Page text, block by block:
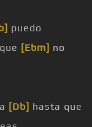
puedo
[Ebm] no
[Db] hasta que